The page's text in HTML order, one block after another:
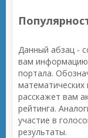
Данный абзац -
вам информацию
портала.
математических
расскажет вам
рейтинга.
участие в
результаты.